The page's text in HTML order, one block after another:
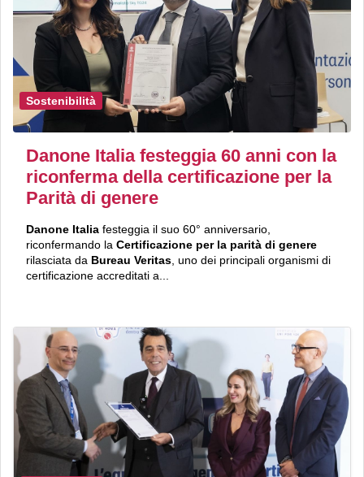
Sostenibilità
Danone Italia festeggia 60 anni con la
riconferma della certificazione per la
Parità di genere
Danone Italia festeggia il suo 60° anniversario,
riconfermando la Certificazione per la parità di genere
rilasciata da Bureau Veritas , uno dei principali organismi di
certificazione accreditati a...